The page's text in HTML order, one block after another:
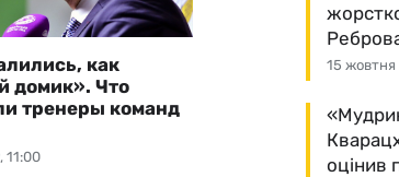
11:00
как
домик». Что
тренеры команд
15 жовтня
оцінив